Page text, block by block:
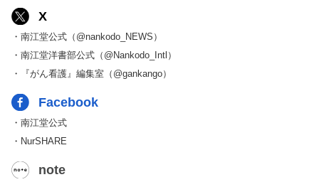
X
・南江堂公式（@nankodo_NEWS）
・南江堂洋書部公式（@Nankodo_Intl）
・『がん看護』編集室（@gankango）
Facebook
・南江堂公式
・NurSHARE
note